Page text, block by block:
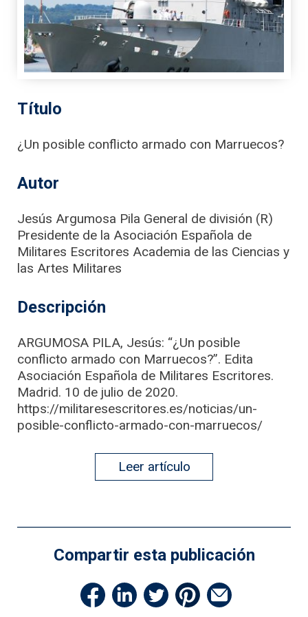
Título
¿Un posible conflicto armado con Marruecos?
Autor
Jesús Argumosa Pila General de división (R)
Presidente de la Asociación Española de
Militares Escritores Academia de las Ciencias y
las Artes Militares
Descripción
ARGUMOSA PILA, Jesús: “¿Un posible
conflicto armado con Marruecos?”. Edita
Asociación Española de Militares Escritores.
Madrid. 10 de julio de 2020.
https://militaresescritores.es/noticias/un-
posible-conflicto-armado-con-marruecos/
Leer artículo
Compartir esta publicación